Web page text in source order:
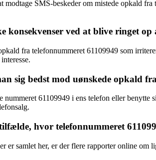
modtage SMS-beskeder om mistede opkald
konsekvenser ved at blive ringet op
fra telefonnummeret 61109949 som
sig bedst mod uønskede opkald
nummeret 61109949 i ens telefon eller
hvor telefonnummeret
er samlet her, er der flere rapporter online om